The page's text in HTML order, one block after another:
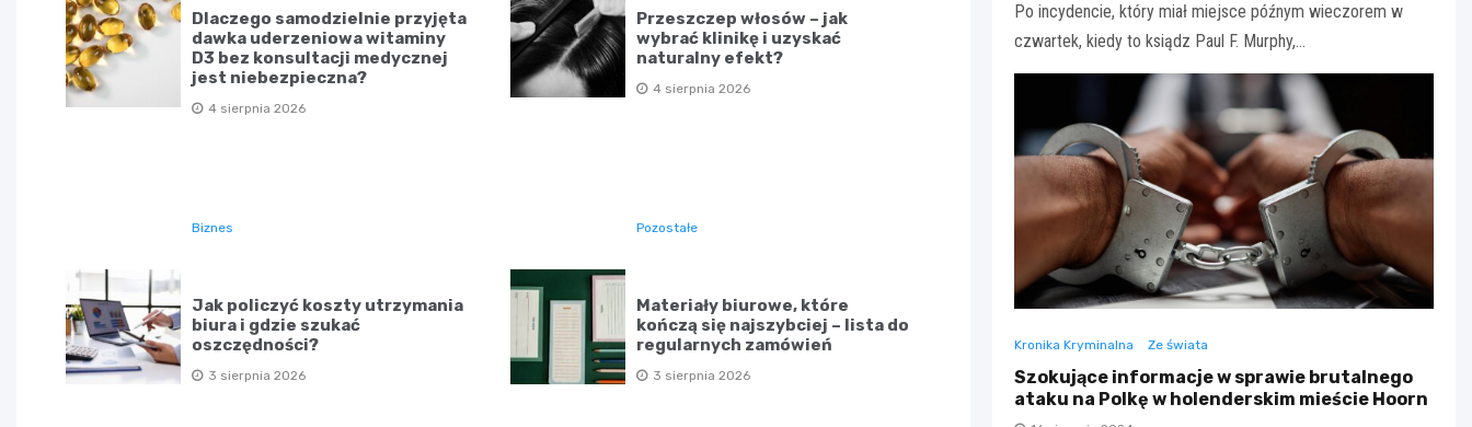
Dlaczego samodzielnie przyjęta
dawka uderzeniowa witaminy
D3 bez konsultacji medycznej
jest niebezpieczna?
4 sierpnia 2026
Przeszczep włosów – jak
wybrać klinikę i uzyskać
naturalny efekt?
4 sierpnia 2026
Biznes
Jak policzyć koszty utrzymania
biura i gdzie szukać
oszczędności?
3 sierpnia 2026
Pozostałe
Materiały biurowe, które
kończą się najszybciej – lista do
regularnych zamówień
3 sierpnia 2026
Po incydencie, który miał miejsce późnym wieczorem w
czwartek, kiedy to ksiądz Paul F. Murphy,…
Kronika Kryminalna Ze świata
Szokujące informacje w sprawie brutalnego
ataku na Polkę w holenderskim mieście Hoorn